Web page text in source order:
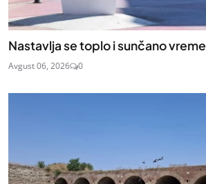
Nastavlja se toplo i sunčano vreme
Avgust 06, 2026 0